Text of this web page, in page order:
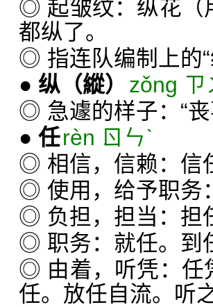
◎ 起皱纹：纵花（
都纵了。
◎ 指连队编制上的“
● 纵 （縱）
zǒng ㄗ
◎ 急遽的样子：“
● 任rèn ㄖㄣˋ
◎ 相信，信赖：信
◎ 使用，给予职务
◎ 负担，担当：担
◎ 职务：就任。到
◎ 由着，听凭：任
任。放任自流。听